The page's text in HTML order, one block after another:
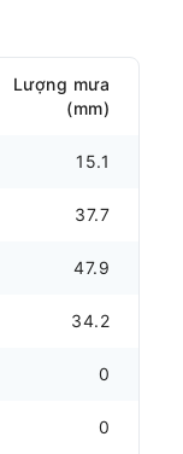
Lượng mưa
(mm)
15.1
37.7
47.9
34.2
0
0